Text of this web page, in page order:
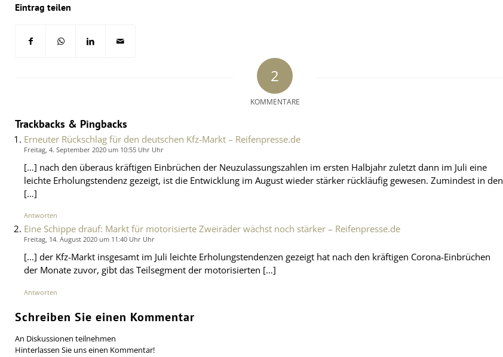
Eintrag teilen
2
KOMMENTARE
Trackbacks & Pingbacks
Erneuter Rückschlag für den deutschen Kfz-Markt – Reifenpresse.de
Freitag, 4. September 2020 um 10:55 Uhr Uhr
[…] nach den überaus kräftigen Einbrüchen der Neuzulassungszahlen im ersten Halbjahr zuletzt dann im Juli eine
leichte Erholungstendenz gezeigt, ist die Entwicklung im August wieder stärker rückläufig gewesen. Zumindest in den
[…]
Antworten
Eine Schippe drauf: Markt für motorisierte Zweiräder wächst noch stärker – Reifenpresse.de
Freitag, 14. August 2020 um 11:40 Uhr Uhr
[…] der Kfz-Markt insgesamt im Juli leichte Erholungstendenzen gezeigt hat nach den kräftigen Corona-Einbrüchen
der Monate zuvor, gibt das Teilsegment der motorisierten […]
Antworten
Schreiben Sie einen Kommentar
An Diskussionen teilnehmen
Hinterlassen Sie uns einen Kommentar!